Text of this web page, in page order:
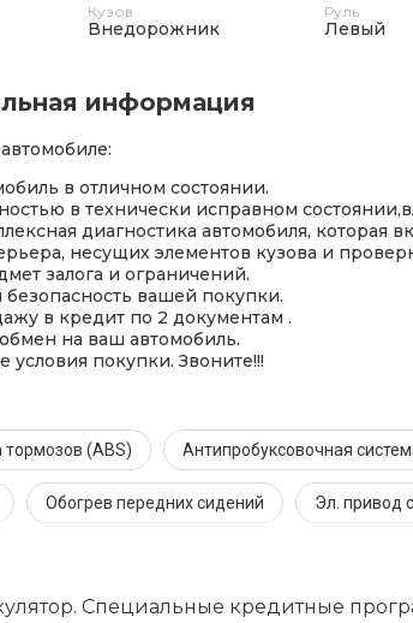
Кузов
Внедорожник
Руль
Левый
информация
в отличном состоянии.
в технически исправном
диагностика автомобиля, которая
несущих элементов кузова и
залога и ограничений.
вашей покупки.
в кредит по 2 документам .
на ваш автомобиль.
покупки. Звоните!!!
(ABS) Антипробуксовочная
Обогрев передних сидений Эл. привод
многозонный Коленные подушки
Специальные кредитные